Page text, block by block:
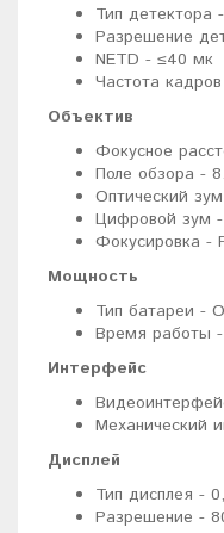
Тип детектора
Разрешение
NETD - ≤40 мк
Частота
Объектив
Фокусное
Поле обзора -
Оптический
Цифровой зум
Фокусировка -
Мощность
Тип батареи -
Время работы
Интерфейс
Механический
Дисплей
Тип дисплея -
Разрешение -